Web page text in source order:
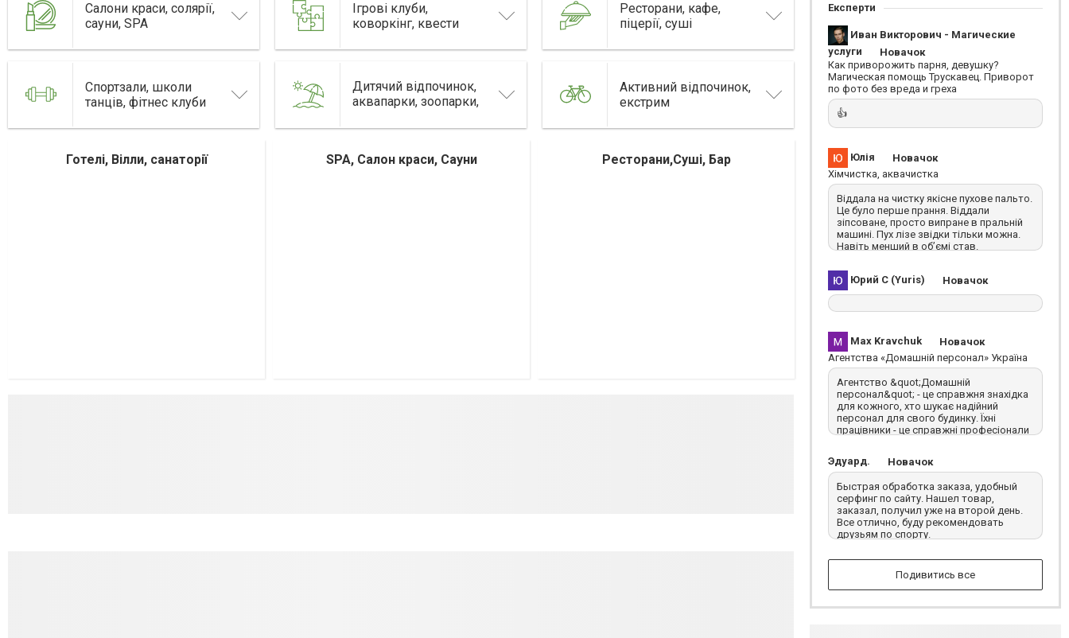
Салони краси, солярії,
сауни, SPA
Ігрові клуби,
коворкінг, квести
Ресторани, кафе,
піцерії, суші
Спортзали, школи
танців, фітнес клуби
Дитячий відпочинок,
аквапарки, зоопарки,
Активний відпочинок,
екстрим
Готелі, Вілли, санаторії SPA, Салон краси, Сауни Ресторани,Суші, Бар
Експерти
Иван Викторович - Магические
услуги
Новачок
Как приворожить парня, девушку?
Магическая помощь Трускавец. Приворот
по фото без вреда и греха
👍
Юлія
Новачок
Хімчистка, аквачистка
Віддала на чистку якісне пухове пальто.
Це було перше прання. Віддали
зіпсоване, просто випране в пральній
машині. Пух лізе звідки тільки можна.
Навіть менший в обʼємі став.
смітник. І ще момент, коли забирала,
мені запропонували 4 інших, а мій
знайти не могли, хоча забирали з
Юрий С (Yuris) Новачок
Max Kravchuk
Новачок
Агентства «Домашній персонал» Україна
Агентство &quot;Домашній
персонал&quot; - це справжня знахідка
для кожного, хто шукає надійний
персонал для свого будинку. Їхні
працівники - це справжні професіонали
стала справжнім ангелом для моїх
у побуті. Дякую за вашу роботу та
професіоналізм!
Эдуард. Новачок
Быстрая обработка заказа, удобный
серфинг по сайту. Нашел товар,
заказал, получил уже на второй день.
Все отлично, буду рекомендовать
друзьям по спорту.
Подивитись все